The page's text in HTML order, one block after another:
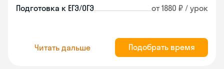
Подготовка к ЕГЭ/ОГЭ от 1880 ₽ / урок
Читать дальше Подобрать время